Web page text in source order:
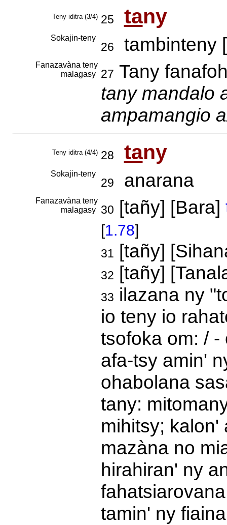
Teny iditra (3/4) 25 tany
Sokajin-teny
26 tambinteny [
Fanazavàna teny
malagasy
27 Tany
tany mandalo
ampamangio
Teny iditra (4/4) 28 tany
Sokajin-teny
29 anarana
Fanazavàna teny
malagasy
30 [tañy] [Bara]
[1.78]
31 [tañy]
32 [tañy]
33 ilazana ny
io teny io
tsofoka om: /
afa-tsy amin'
ohabolana
tany:
mihitsy; kalon'
mazàna no
hirahiran' ny
tamin' ny